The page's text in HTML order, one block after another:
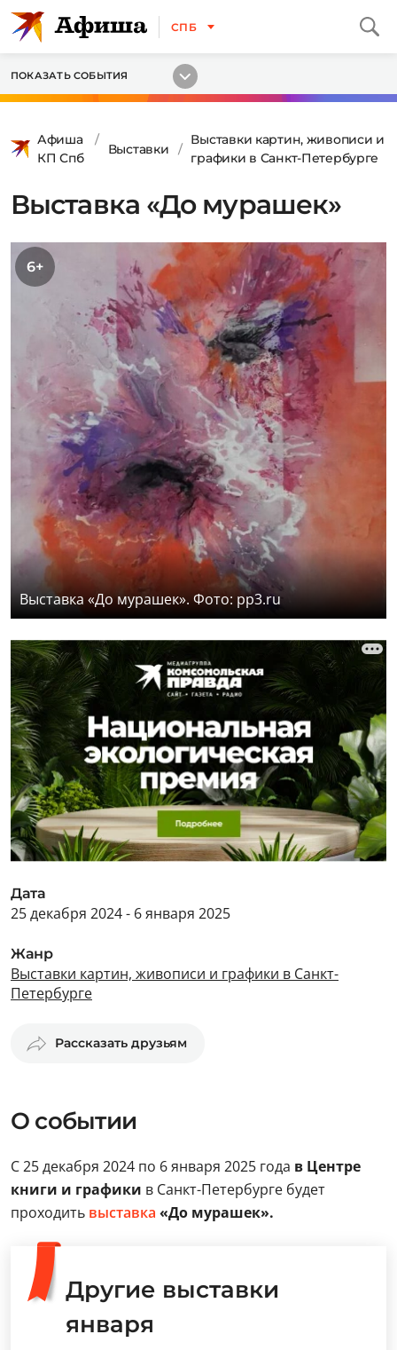
СПБ
ПОКАЗАТЬ СОБЫТИЯ
Афиша
КП Спб
Выставки
Выставки картин, живописи и
графики в Санкт-Петербурге
Выставка «До мурашек»
6+
Выставка «До мурашек». Фото: pp3.ru
Дата
25 декабря 2024 - 6 января 2025
Жанр
Выставки картин, живописи и графики в Санкт-
Петербурге
Рассказать друзьям
О событии
С 25 декабря 2024 по 6 января 2025 года в Центре
книги и графики в Санкт-Петербурге будет
проходить выставка «До мурашек».
Другие выставки
января